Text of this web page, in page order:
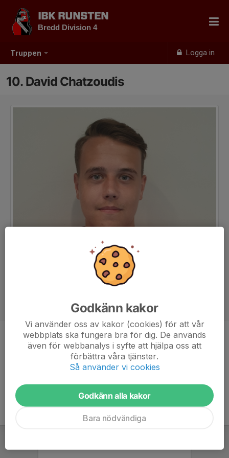
Truppen Logga in
IBK RUNSTEN
Bredd Division 4
10. David Chatzoudis
Position
Forward
22 år
Godkänn kakor
Vi använder oss av kakor (cookies) för att vår
webbplats ska fungera bra för dig. De används
även för webbanalys i syfte att hjälpa oss att
förbättra våra tjänster.
Så använder vi cookies
Godkänn alla kakor
Bara nödvändiga